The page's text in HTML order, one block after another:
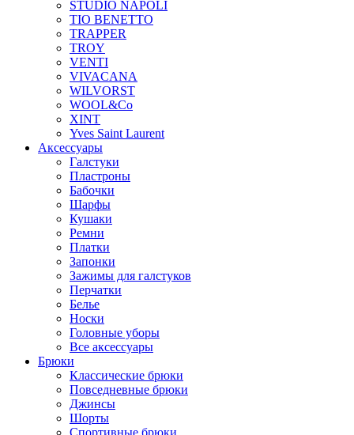
STUDIO NAPOLI
TIO BENETTO
TRAPPER
TROY
VENTI
VIVACANA
WILVORST
WOOL&Co
XINT
Yves Saint Laurent
Аксессуары
Галстуки
Пластроны
Бабочки
Шарфы
Кушаки
Ремни
Платки
Запонки
Зажимы для галстуков
Перчатки
Белье
Носки
Головные уборы
Все аксессуары
Брюки
Классические брюки
Повседневные брюки
Джинсы
Шорты
Спортивные брюки